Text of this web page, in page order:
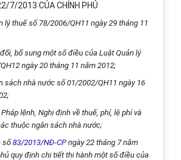
7/2013 CỦA CHÍNH PHỦ
lý thuế số 78/2006/QH11 ngày 29 tháng 11
bổ sung một số điều của Luật Quản lý
ngày 20 tháng 11 năm 2012;
sách nhà nước số 01/2002/QH11 ngày 16
lệnh, Nghị định về thuế, phí, lệ phí và
thuộc ngân sách nhà nước;
số83/2013/NĐ-CP ngày 22 tháng 7 năm
quy định chi tiết thi hành một số điều của